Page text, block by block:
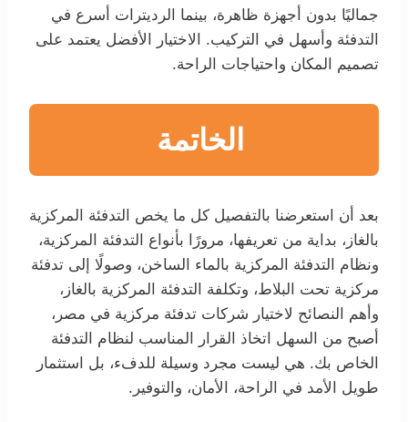
جماليًا بدون أجهزة ظاهرة، بينما الرديترات أسرع في
التدفئة وأسهل في التركيب. الاختيار الأفضل يعتمد على
تصميم المكان واحتياجات الراحة.
الخاتمة
بعد أن استعرضنا بالتفصيل كل ما يخص التدفئة المركزية
بالغاز، بداية من تعريفها، مرورًا بأنواع التدفئة المركزية،
ونظام التدفئة المركزية بالماء الساخن، وصولًا إلى تدفئة
مركزية تحت البلاط، وتكلفة التدفئة المركزية بالغاز،
وأهم النصائح لاختيار شركات تدفئة مركزية في مصر،
أصبح من السهل اتخاذ القرار المناسب لنظام التدفئة
الخاص بك. هي ليست مجرد وسيلة للدفء، بل استثمار
طويل الأمد في الراحة، الأمان، والتوفير.